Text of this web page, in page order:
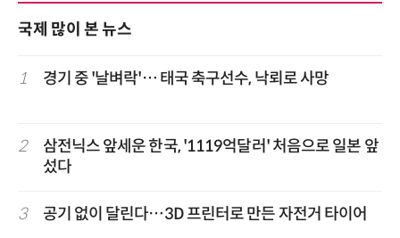
국제 많이 본 뉴스
1 경기 중 '날벼락'… 태국 축구선수, 낙뢰로 사망
2
삼전닉스 앞세운 한국, '1119억달러' 처음으로 일본 앞
섰다
3 공기 없이 달린다…3D 프린터로 만든 자전거 타이어